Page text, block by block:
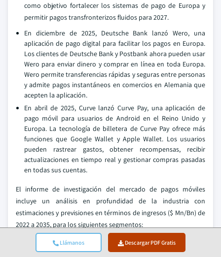
Llámanos Descargar PDF Gratis
como objetivo fortalecer los sistemas de pago de Europa y
permitir pagos transfronterizos fluidos para 2027.
En diciembre de 2025, Deutsche Bank lanzó Wero, una
aplicación de pago digital para facilitar los pagos en Europa.
Los clientes de Deutsche Bank y Postbank ahora pueden usar
Wero para enviar dinero y comprar en línea en toda Europa.
Wero permite transferencias rápidas y seguras entre personas
y admite pagos instantáneos en comercios en Alemania que
acepten la aplicación.
En abril de 2025, Curve lanzó Curve Pay, una aplicación de
pago móvil para usuarios de Android en el Reino Unido y
Europa. La tecnología de billetera de Curve Pay ofrece más
funciones que Google Wallet y Apple Wallet. Los usuarios
pueden rastrear gastos, obtener recompensas, recibir
actualizaciones en tiempo real y gestionar compras pasadas
en todas sus cuentas.
El informe de investigación del mercado de pagos móviles
incluye un análisis en profundidad de la industria con
estimaciones y previsiones en términos de ingresos ($ Mn/Bn) de
2022 a 2035, para los siguientes segmentos:
Mercado, por tecnología de pago